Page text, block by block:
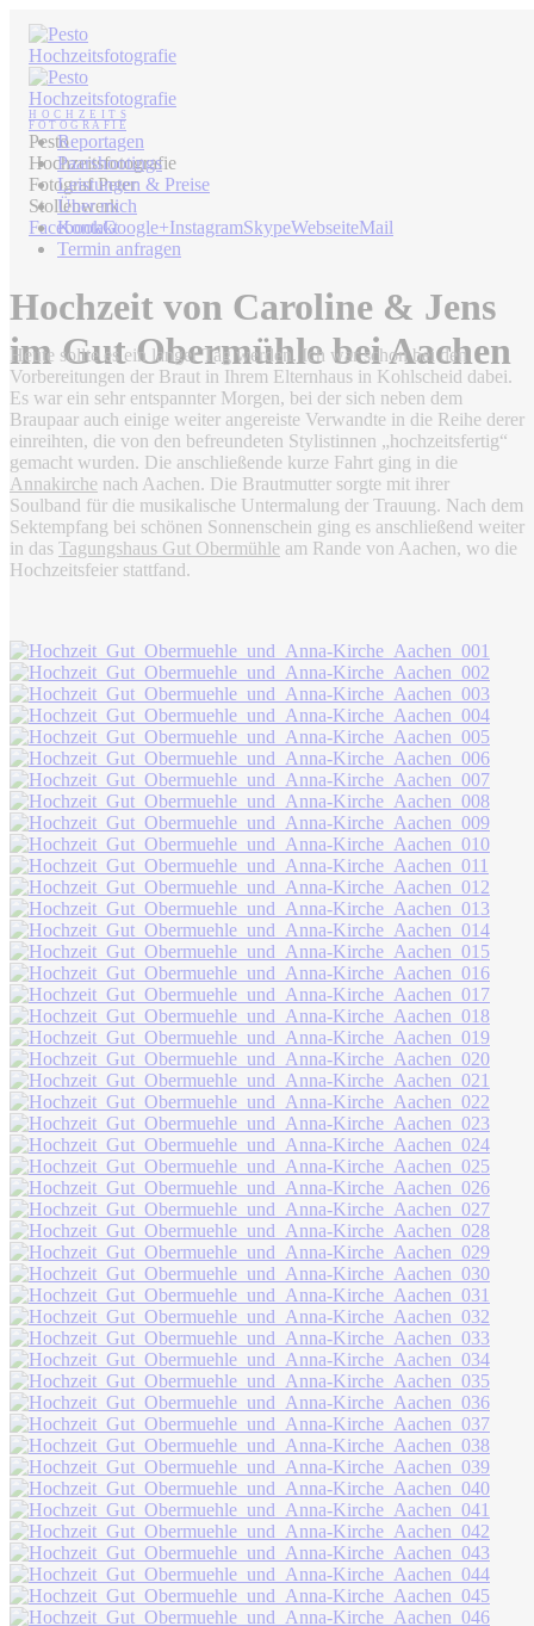
Pesto
Hochzeitsfotografie
Fotograf Peter
Stollenwerk
FacebookGoogle+InstagramSkypeWebseiteMail
Reportagen
Paarshootings
Leistungen & Preise
Über mich
Kontakt
Termin anfragen
Hochzeit von Caroline & Jens
im Gut Obermühle bei Aachen
Heute sollte es ein langer Tag werden. Ich war schon bei den
Vorbereitungen der Braut in Ihrem Elternhaus in Kohlscheid dabei.
Es war ein sehr entspannter Morgen, bei der sich neben dem
Braupaar auch einige weiter angereiste Verwandte in die Reihe derer
einreihten, die von den befreundeten Stylistinnen „hochzeitsfertig“
gemacht wurden. Die anschließende kurze Fahrt ging in die
Annakirche nach Aachen. Die Brautmutter sorgte mit ihrer
Soulband für die musikalische Untermalung der Trauung. Nach dem
Sektempfang bei schönen Sonnenschein ging es anschließend weiter
in das Tagungshaus Gut Obermühle am Rande von Aachen, wo die
Hochzeitsfeier stattfand.